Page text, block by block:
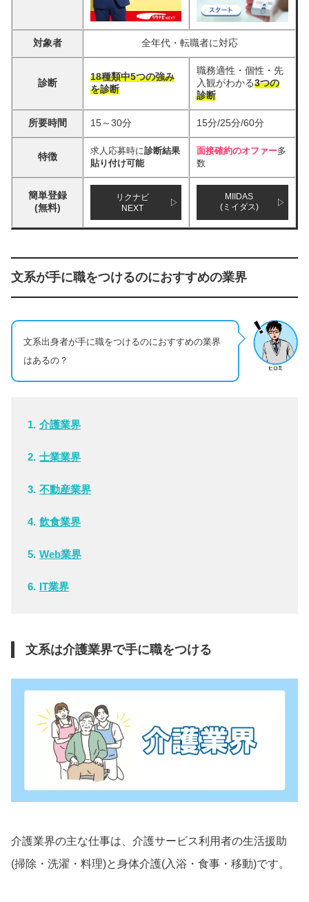
対象者 全年代・転職者に対応
診断
18種類中5つの強み
を診断
職務適性・個性・先
入観がわかる3つの
診断
所要時間 15～30分 15分/25分/60分
特徴
求人応募時に診断結果
貼り付け可能
面接確約のオファー多
数
簡単登録
(無料)
リクナビ
NEXT
MIIDAS
(ミイダス)
文系が手に職をつけるのにおすすめの業界
文系出身者が手に職をつけるのにおすすめの業界
はあるの？
介護業界
士業業界
不動産業界
飲食業界
Web業界
IT業界
文系は介護業界で手に職をつける
介護業界の主な仕事は、介護サービス利用者の生活援助
(掃除・洗濯・料理)と身体介護(入浴・食事・移動)です。